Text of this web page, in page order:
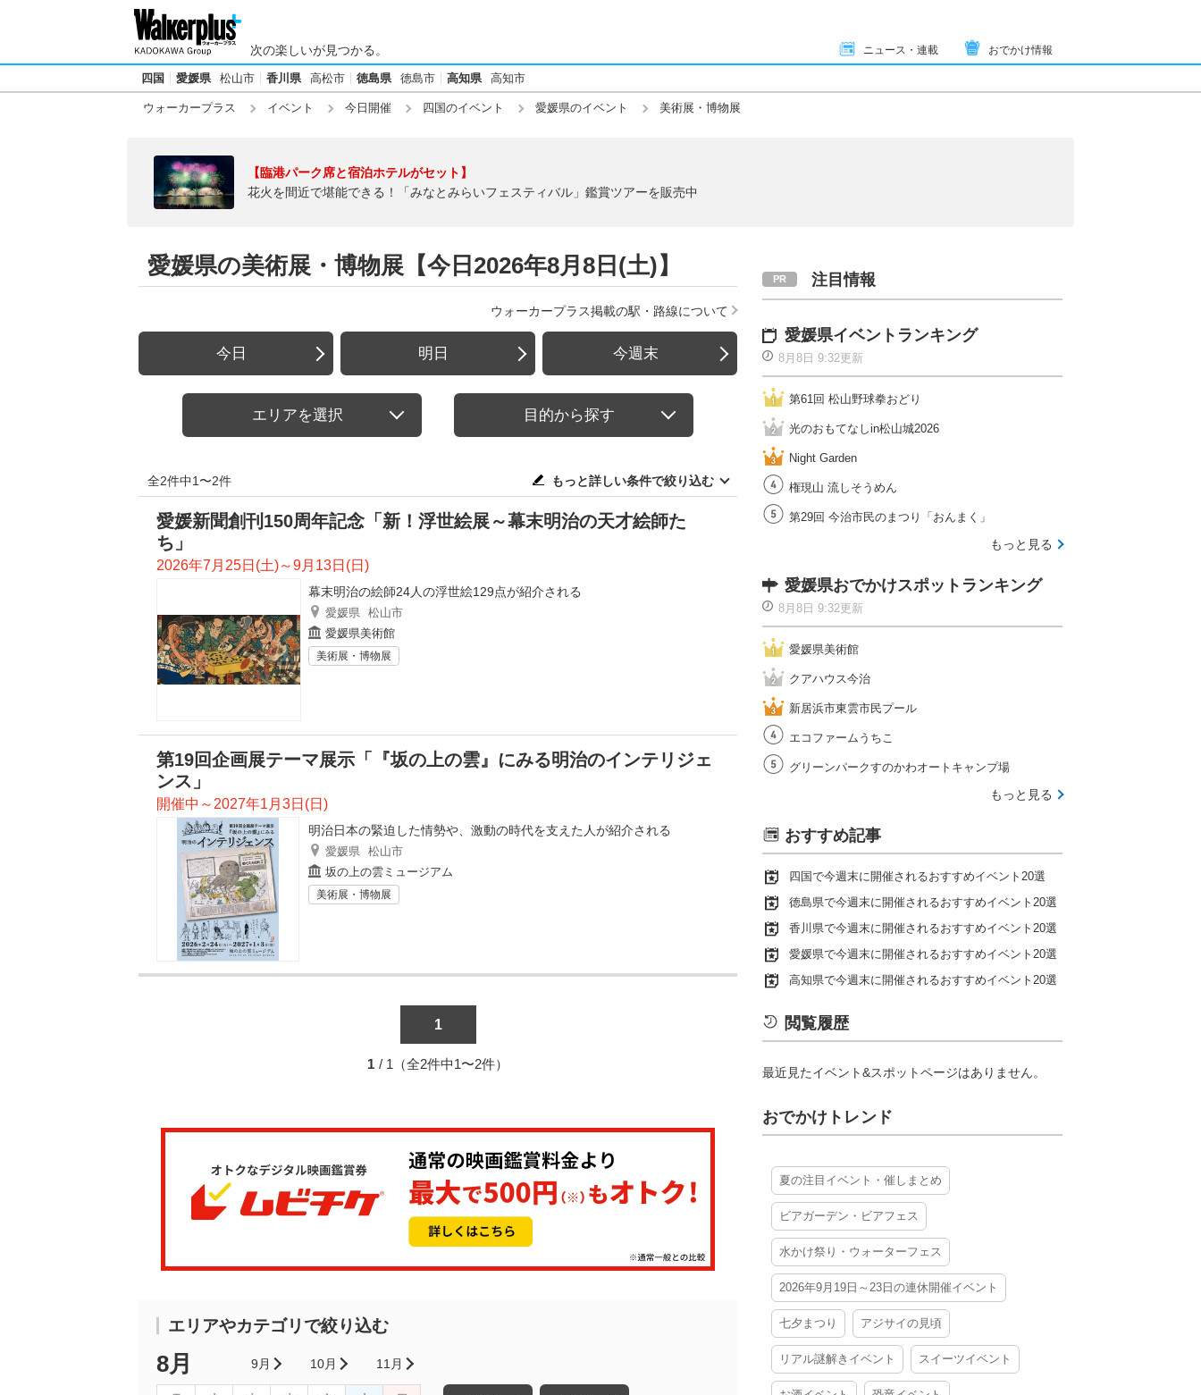
次の楽しいが見つかる。 ニュース・連載 おでかけ情報
四国 愛媛県 松山市 香川県 高松市 徳島県 徳島市 高知県 高知市
ウォーカープラス イベント 今日開催 四国のイベント 愛媛県のイベント 美術展・博物展
【臨港パーク席と宿泊ホテルがセット】
花火を間近で堪能できる！「みなとみらいフェスティバル」鑑賞ツアーを販売中
愛媛県の美術展・博物展【今日2026年8月8日(土)】
ウォーカープラス掲載の駅・路線について
今日 明日 今週末
エリアを選択 目的から探す
全2件中1〜2件 もっと詳しい条件で絞り込む
愛媛新聞創刊150周年記念「新！浮世絵展～幕末明治の天才絵師た
ち」
2026年7月25日(土)～9月13日(日)
幕末明治の絵師24人の浮世絵129点が紹介される
愛媛県 松山市
愛媛県美術館
美術展・博物展
第19回企画展テーマ展示「『坂の上の雲』にみる明治のインテリジェ
ンス」
開催中～2027年1月3日(日)
明治日本の緊迫した情勢や、激動の時代を支えた人が紹介される
愛媛県 松山市
坂の上の雲ミュージアム
美術展・博物展
1
1 / 1（全2件中1〜2件）
エリアやカテゴリで絞り込む
8月 9月 10月 11月
注目情報
愛媛県イベントランキング
8月8日 9:32更新
第61回 松山野球拳おどり
光のおもてなしin松山城2026
Night Garden
権現山 流しそうめん
第29回 今治市民のまつり「おんまく」
もっと見る
愛媛県おでかけスポットランキング
8月8日 9:32更新
愛媛県美術館
クアハウス今治
新居浜市東雲市民プール
エコファームうちこ
グリーンパークすのかわオートキャンプ場
もっと見る
おすすめ記事
四国で今週末に開催されるおすすめイベント20選
徳島県で今週末に開催されるおすすめイベント20選
香川県で今週末に開催されるおすすめイベント20選
愛媛県で今週末に開催されるおすすめイベント20選
高知県で今週末に開催されるおすすめイベント20選
閲覧履歴
最近見たイベント&スポットページはありません。
おでかけトレンド
夏の注目イベント・催しまとめ
ビアガーデン・ビアフェス
水かけ祭り・ウォーターフェス
2026年9月19日～23日の連休開催イベント
七夕まつり アジサイの見頃
リアル謎解きイベント スイーツイベント